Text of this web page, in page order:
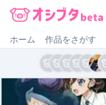
ホーム 作品をさがす